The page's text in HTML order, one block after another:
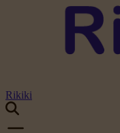
Rikiki